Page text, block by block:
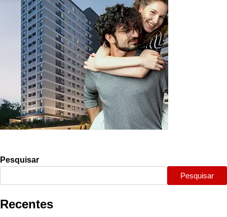
Pesquisar
Pesquisar
Recentes